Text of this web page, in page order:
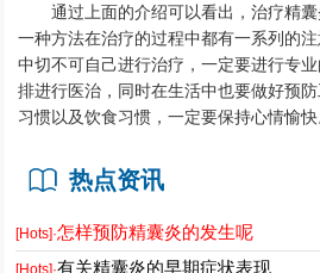
通过上面的介绍可以看出，治疗精
一种方法在治疗的过程中都有一系列的
中切不可自己进行治疗，一定要进行专
排进行医治，同时在生活中也要做好预
习惯以及饮食习惯，一定要保持心情愉快
热点资讯
[Hots]·怎样预防精囊炎的发生呢
[Hots]·有关精囊炎的早期症状表现